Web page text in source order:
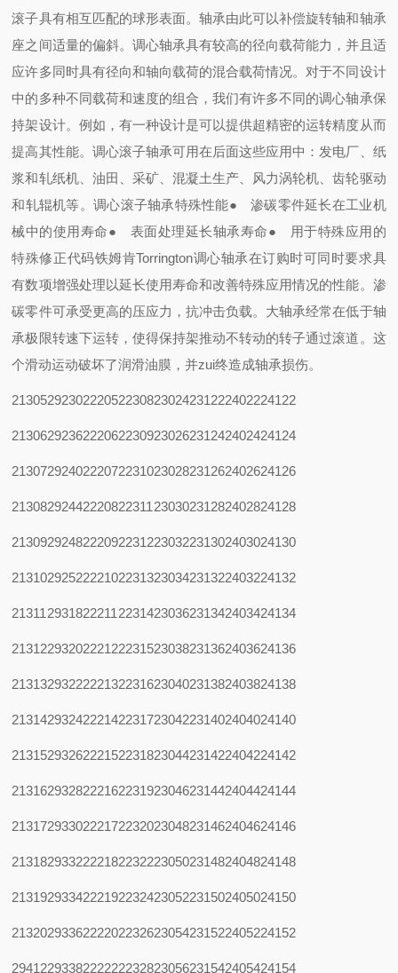
滚子具有相互匹配的球形表面。轴承由此可以补偿旋转轴和轴承
座之间适量的偏斜。调心轴承具有较高的径向载荷能力，并且适
应许多同时具有径向和轴向载荷的混合载荷情况。对于不同设计
中的多种不同载荷和速度的组合，我们有许多不同的调心轴承保
持架设计。例如，有一种设计是可以提供超精密的运转精度从而
提高其性能。调心滚子轴承可用在后面这些应用中：发电厂、纸
浆和轧纸机、油田、采矿、混凝土生产、风力涡轮机、齿轮驱动
和轧辊机等。调心滚子轴承特殊性能● 渗碳零件延长在工业机
械中的使用寿命● 表面处理延长轴承寿命● 用于特殊应用的
特殊修正代码铁姆肯Torrington调心轴承在订购时可同时要求具
有数项增强处理以延长使用寿命和改善特殊应用情况的性能。渗
碳零件可承受更高的压应力，抗冲击负载。大轴承经常在低于轴
承极限转速下运转，使得保持架推动不转动的转子通过滚道。这
个滑动运动破坏了润滑油膜，并zui终造成轴承损伤。
2130529230222052230823024231222402224122
2130629236222062230923026231242402424124
2130729240222072231023028231262402624126
21308292442220822311 23030231282402824128
2130929248222092231223032231302403024130
2131029252222102231323034231322403224132
21311 2931822211 2231423036231342403424134
2131229320222122231523038231362403624136
2131329322222132231623040231382403824138
2131429324222142231723042231402404024140
2131529326222152231823044231422404224142
2131629328222162231923046231442404424144
2131729330222172232023048231462404624146
2131829332222182232223050231482404824148
2131929334222192232423052231502405024150
2132029336222202232623054231522405224152
2941229338222222232823056231542405424154